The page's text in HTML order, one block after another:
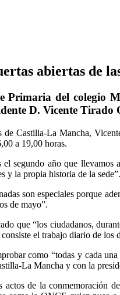
abiertas de
Primaria del colegio
D. Vicente Tirado
de Castilla-La Mancha,
a 19,00 horas.
el segundo año que
y la propia historia de la sede”.
son especiales porque
de mayo”.
que “los ciudadanos,
el trabajo diario de los
como “todas y cada
La Mancha y con la
actos de la conmemoración